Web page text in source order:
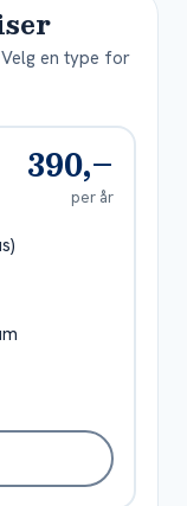
en type for
390,–
per år